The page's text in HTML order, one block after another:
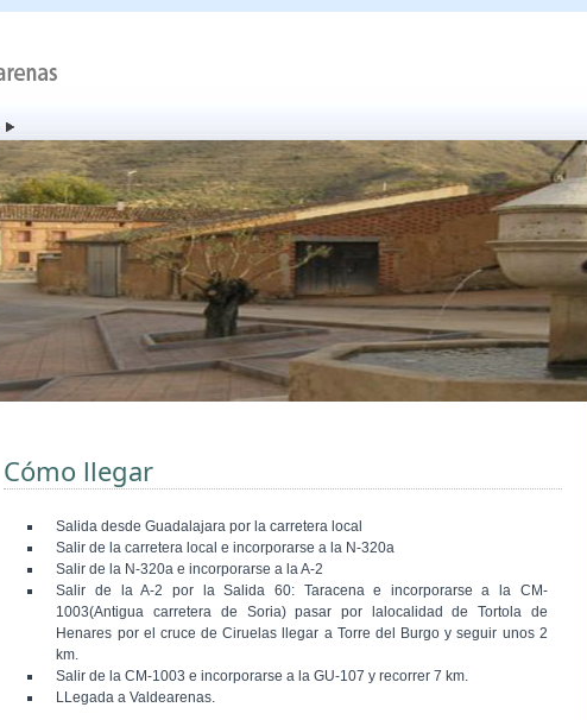
Cómo llegar
Salida desde Guadalajara por la carretera local
Salir de la carretera local e incorporarse a la N-320a
Salir de la N-320a e incorporarse a la A-2
Salir de la A-2 por la Salida 60: Taracena e incorporarse a la CM-
1003(Antigua carretera de Soria) pasar por lalocalidad de Tortola de
Henares por el cruce de Ciruelas llegar a Torre del Burgo y seguir unos 2
km.
Salir de la CM-1003 e incorporarse a la GU-107 y recorrer 7 km.
LLegada a Valdearenas.